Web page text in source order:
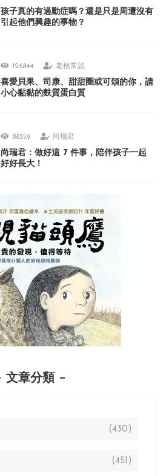
孩子真的有過動症嗎？還是只是周遭沒有
引起他們興趣的事物？
126844 老根常談
喜愛貝果、司康、甜甜圈或可頌的你，請
小心黏黏的麩質蛋白質
88359 尚瑞君
尚瑞君：做好這 7 件事，陪伴孩子一起
好好長大！
文章分類
(430)
(451)